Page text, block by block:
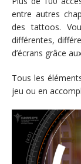
entre autres
des tattoos.
différentes,
d’écrans grâce
Tous les
jeu ou en